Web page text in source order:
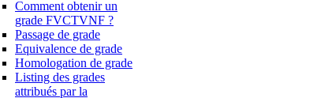
Comment obtenir un
grade FVCTVNF ?
Passage de grade
Equivalence de grade
Homologation de grade
Listing des grades
attribués par la